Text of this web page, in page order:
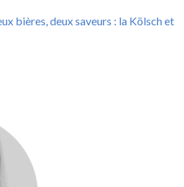
bières, deux saveurs : la Kölsch et